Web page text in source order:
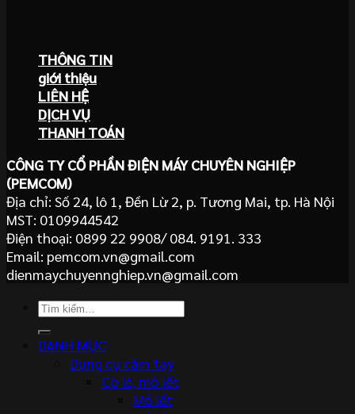
THÔNG TIN
giới thiệu
LIÊN HỆ
DỊCH VỤ
THANH TOÁN
CÔNG TY CỔ PHẦN ĐIỆN MÁY CHUYÊN NGHIỆP
(PEMCOM)
Địa chỉ: Số 24, lô 1, Đền Lừ 2, p. Tương Mai, tp. Hà Nội
MST: 0109944542
Điện thoại: 0899 22 9908/ 084. 9191. 333
Email: pemcom.vn@gmail.com
dienmaychuyennghiep.vn@gmail.com
Tìm
DANH MỤC
Dụng cụ cầm tay
Cờ lê, mỏ lết
Mỏ lết